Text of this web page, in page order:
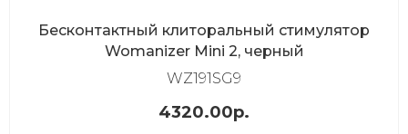
Бесконтактный клиторальный стимулятор
Womanizer Mini 2, черный
WZ191SG9
4320.00р.